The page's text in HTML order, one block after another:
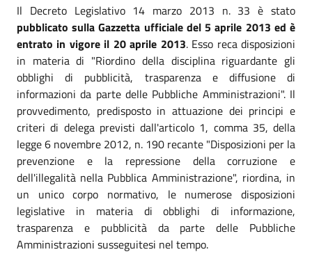
Il Decreto Legislativo 14 marzo 2013 n. 33 è stato
pubblicato sulla Gazzetta ufficiale del 5 aprile 2013 ed è
entrato in vigore il 20 aprile 2013. Esso reca disposizioni
in materia di "Riordino della disciplina riguardante gli
obblighi di pubblicità, trasparenza e diffusione di
informazioni da parte delle Pubbliche Amministrazioni". Il
provvedimento, predisposto in attuazione dei principi e
criteri di delega previsti dall'articolo 1, comma 35, della
legge 6 novembre 2012, n. 190 recante "Disposizioni per la
prevenzione e la repressione della corruzione e
dell'illegalità nella Pubblica Amministrazione", riordina, in
un unico corpo normativo, le numerose disposizioni
legislative in materia di obblighi di informazione,
trasparenza e pubblicità da parte delle Pubbliche
Amministrazioni susseguitesi nel tempo.